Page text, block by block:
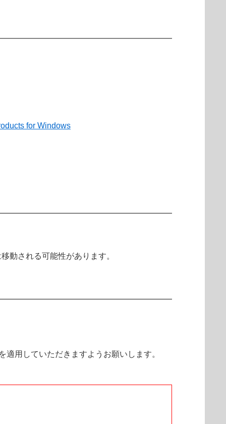
for Windows
動される可能性があります。
用していただきますようお願いします。